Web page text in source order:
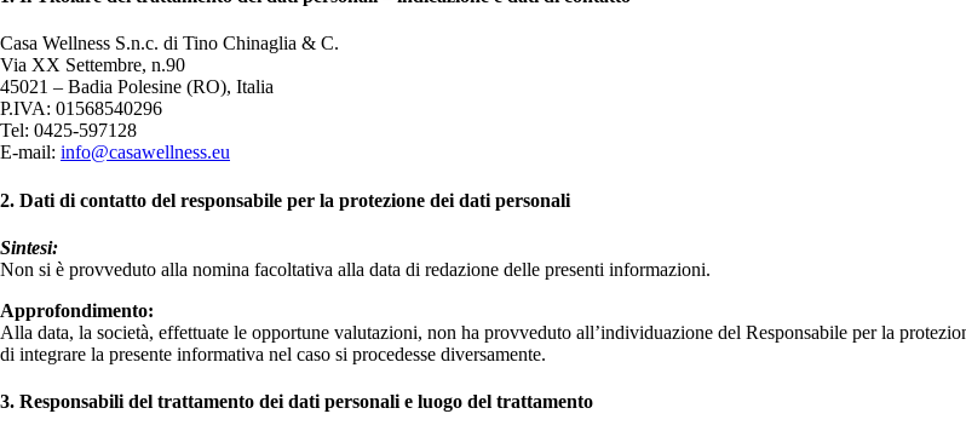
Casa Wellness S.n.c. di Tino Chinaglia & C.
Via XX Settembre, n.90
45021 – Badia Polesine (RO), Italia
P.IVA: 01568540296
Tel: 0425-597128
E-mail: info@casawellness.eu
2. Dati di contatto del responsabile per la protezione dei dati personali
Sintesi:
Non si è provveduto alla nomina facoltativa alla data di redazione delle presenti informazioni.
Approfondimento:
Alla data, la società, effettuate le opportune valutazioni, non ha provveduto all’individuazione del Responsabile per la
di integrare la presente informativa nel caso si procedesse diversamente.
3. Responsabili del trattamento dei dati personali e luogo del trattamento